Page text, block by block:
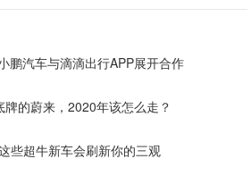
鹏汽车与滴滴出行APP展开合作
牌的蔚来，2020年该怎么走？
些超牛新车会刷新你的三观